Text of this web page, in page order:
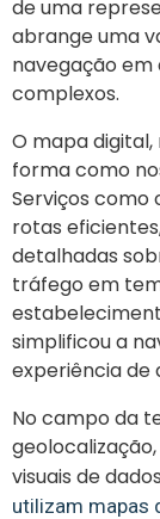
de uma
abrange uma
navegação
complexos.
O mapa
forma como
Serviços como
rotas
detalhadas
tráfego em
simplificou a
experiência de
No campo da
visuais de
utilizam mapas